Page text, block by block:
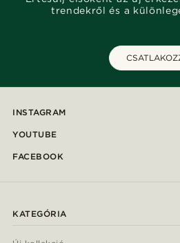
trendekről és a
INSTAGRAM
YOUTUBE
FACEBOOK
KATEGÓRIA